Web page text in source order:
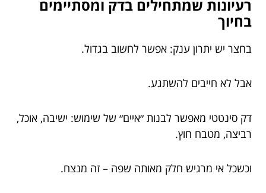
רעיונות שמתחילים בדק ומסתיימים
בחיוך
בחצר יש יתרון ענק: אפשר לחשוב בגדול.
אבל לא חייבים להשתגע.
דק סינטטי מאפשר לבנות ״איים״ של שימוש: ישיבה, אוכל,
רביצה, מטבח חוץ.
וכשכל אי מרגיש חלק מאותה שפה – זה מנצח.